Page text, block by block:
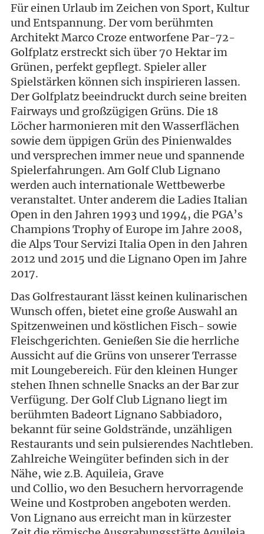
Für einen Urlaub im Zeichen von Sport, Kultur
und Entspannung. Der vom berühmten
Architekt Marco Croze entworfene Par-72-
Golfplatz erstreckt sich über 70 Hektar im
Grünen, perfekt gepflegt. Spieler aller
Spielstärken können sich inspirieren lassen.
Der Golfplatz beeindruckt durch seine breiten
Fairways und großzügigen Grüns. Die 18
Löcher harmonieren mit den Wasserflächen
sowie dem üppigen Grün des Pinienwaldes
und versprechen immer neue und spannende
Spielerfahrungen. Am Golf Club Lignano
werden auch internationale Wettbewerbe
veranstaltet. Unter anderem die Ladies Italian
Open in den Jahren 1993 und 1994, die PGA’s
Champions Trophy of Europe im Jahre 2008,
die Alps Tour Servizi Italia Open in den Jahren
2012 und 2015 und die Lignano Open im Jahre
2017.
Das Golfrestaurant lässt keinen kulinarischen
Wunsch offen, bietet eine große Auswahl an
Spitzenweinen und köstlichen Fisch- sowie
Fleischgerichten. Genießen Sie die herrliche
Aussicht auf die Grüns von unserer Terrasse
mit Loungebereich. Für den kleinen Hunger
stehen Ihnen schnelle Snacks an der Bar zur
Verfügung. Der Golf Club Lignano liegt im
berühmten Badeort Lignano Sabbiadoro,
bekannt für seine Goldstrände, unzähligen
Restaurants und sein pulsierendes Nachtleben.
Zahlreiche Weingüter befinden sich in der
Nähe, wie z.B. Aquileia, Grave
und Collio, wo den Besuchern hervorragende
Weine und Kostproben angeboten werden.
Von Lignano aus erreicht man in kürzester